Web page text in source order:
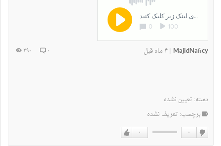
MajidNaficy
|۴ ماه قبل ۰ ۲۹۰
دسته: تعیین نشده
برچسب: تعریف نشده
۰ ۰